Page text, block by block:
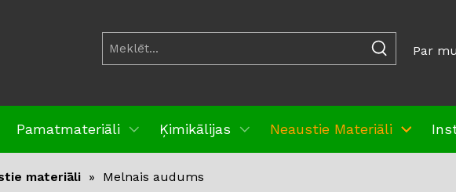
Par
Pamatmateriāli Ķimikālijas Neaustie Materiāli
materiāli » Melnais audums